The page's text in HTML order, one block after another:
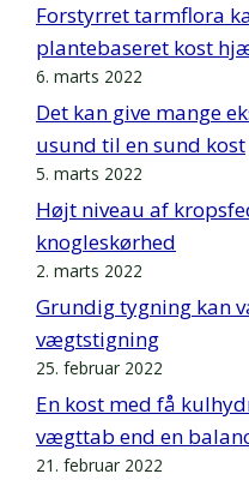
Forstyrret tarmflora
plantebaseret kost
6. marts 2022
Det kan give mange
usund til en sund kost
5. marts 2022
Højt niveau af
knogleskørhed
2. marts 2022
Grundig tygning kan
vægtstigning
25. februar 2022
En kost med få
vægttab end en
21. februar 2022